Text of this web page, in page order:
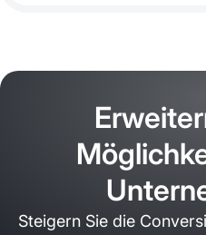
Steigern Sie die